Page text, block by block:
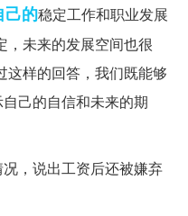
己的稳定工作和职业发展
，未来的发展空间也很
这样的回答，我们既能够
己的自信和未来的期
，说出工资后还被嫌弃